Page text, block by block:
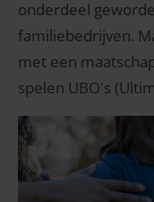
onderdeel
familiebedrijven.
met een
spelen UBO's